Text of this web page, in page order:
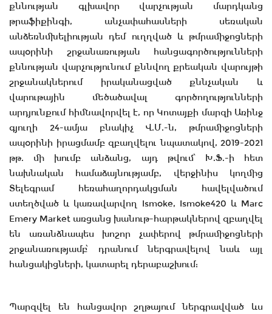
քննության գլխավոր վարչության մարդկանց
թրաֆիքինգի, անչափահասների սեռական
անձեռնմխելիության դեմ ուղղված և թմրամիջոցների
ապօրինի շրջանառության հանցագործությունների
քննության վարչությունում քննվող քրեական վարույթի
շրջանակներում իրականացված քննչական և
վարութային մեծածավալ գործողությունների
արդյունքում հիմնավորվել է, որ Կոտայքի մարզի Առինջ
գյուղի 24-ամյա բնակիչ Վ.Մ.-ն, թմրամիջոցների
ապօրինի իրացմամբ զբաղվելու նպատակով, 2019-2021
թթ. մի խումբ անձանց, այդ թվում՝ Խ.Ֆ.-ի հետ
նախնական համաձայնությամբ, վերջինիս կողմից
Տելեգրամ հեռահաղորդակցման հավելվածում
ստեղծված և կառավարվող Ismoke, Ismoke420 և Marc
Emery Market առցանց խանութ-հարթակներով զբաղվել
են առանձնապես խոշոր չափերով թմրամիջոցների
շրջանառությամբ՝ դրանում ներգրավելով նաև այլ
հանցակիցների, կատարել դերաբաշխում:
Պարզվել են հանցավոր շղթայում ներգրավված ևս